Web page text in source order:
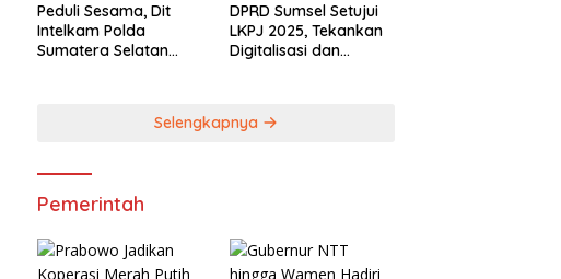
Peduli Sesama, Dit
Intelkam Polda
Sumatera Selatan
DPRD Sumsel Setujui
LKPJ 2025, Tekankan
Digitalisasi dan
Selengkapnya
Pemerintah